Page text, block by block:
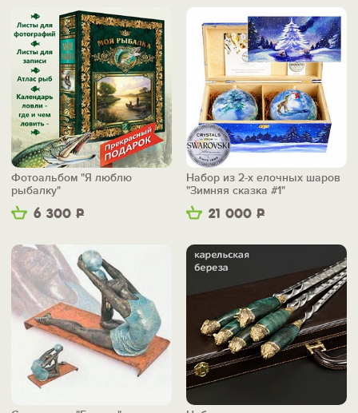
6 300 Р
Фотоальбом "Я люблю
рыбалку"
21 000 Р
Набор из 2-х елочных шаров
"Зимняя сказка #1"